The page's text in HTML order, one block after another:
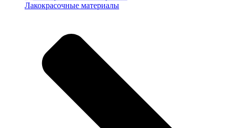
Лакокрасочные материалы